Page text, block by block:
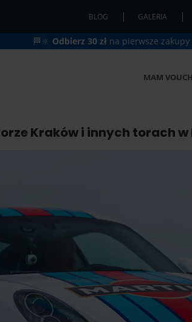
BLOG GALERIA
🏁🔆 Odbierz 30 zł na pierwsze zakupy
MAM
Kraków i innych torach w